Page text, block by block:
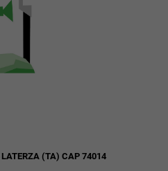
LATERZA (TA) CAP 74014